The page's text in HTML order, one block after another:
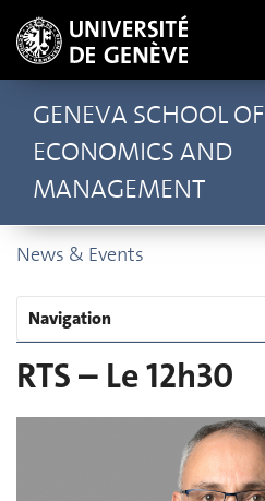
GENEVA SCHOOL OF
ECONOMICS AND
MANAGEMENT
News & Events
Navigation
RTS – Le 12h30